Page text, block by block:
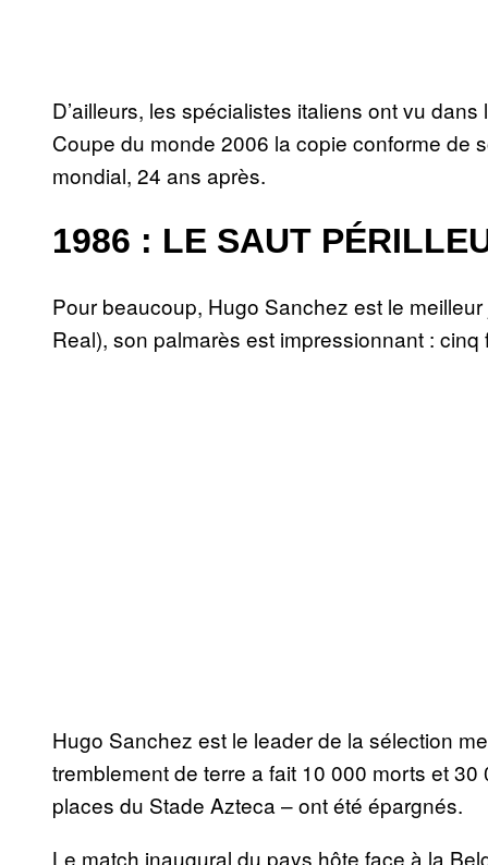
D’ailleurs, les spécialistes italiens ont vu
Coupe du monde 2006 la copie conforme de
mondial, 24 ans après.
1986 : LE SAUT
Pour beaucoup, Hugo Sanchez est le
Real), son palmarès est impressionnant : cinq
Hugo Sanchez est le leader de la sélection
tremblement de terre a fait 10 000 morts et
places du Stade Azteca – ont été épargnés.
Le match inaugural du pays hôte face à la